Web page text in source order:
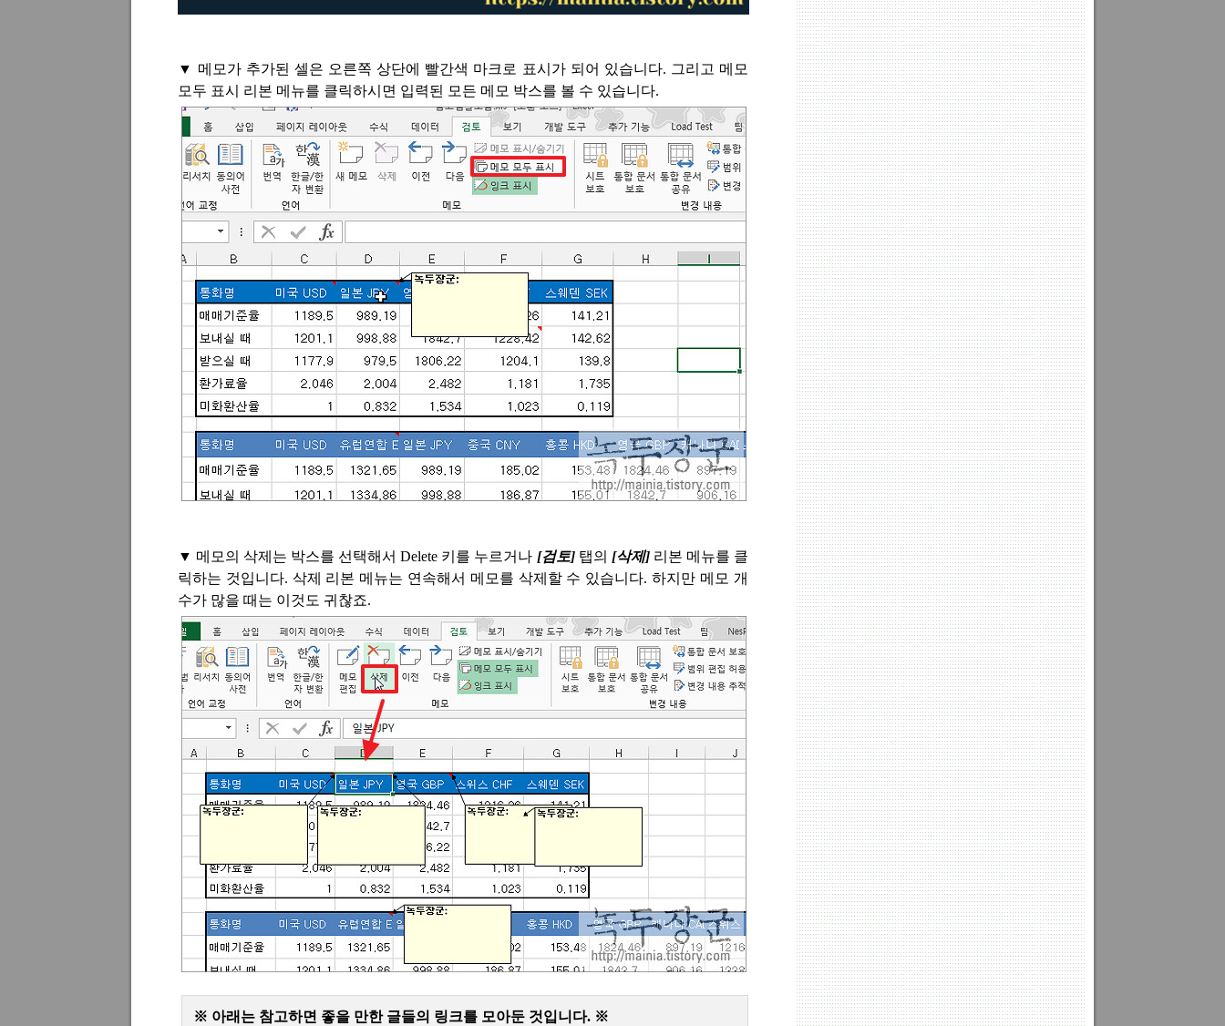
▼ 메모가 추가된 셀은 오른쪽 상단에 빨간색 마크로 표시가 되어 있습니다. 그리고 메모
모두 표시 리본 메뉴를 클릭하시면 입력된 모든 메모 박스를 볼 수 있습니다.
▼ 메모의 삭제는 박스를 선택해서Delete 키를 누르거나 [검토] 탭의 [삭제] 리본 메뉴를 클
릭하는 것입니다. 삭제 리본 메뉴는 연속해서 메모를 삭제할 수 있습니다.하지만 메모 개
수가 많을 때는 이것도 귀찮죠.
※ 아래는 참고하면 좋을 만한 글들의 링크를 모아둔 것입니다. ※